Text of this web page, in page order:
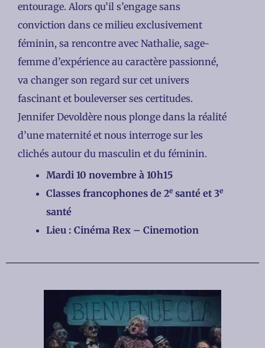
entourage. Alors qu’il s’engage sans
conviction dans ce milieu exclusivement
féminin, sa rencontre avec Nathalie, sage-
femme d’expérience au caractère passionné,
va changer son regard sur cet univers
fascinant et bouleverser ses certitudes.
Jennifer Devoldère nous plonge dans la réalité
d’une maternité et nous interroge sur les
clichés autour du masculin et du féminin.
Mardi 10 novembre à 10h15
Classes francophones de 2e santé et 3e
santé
Lieu : Cinéma Rex – Cinemotion